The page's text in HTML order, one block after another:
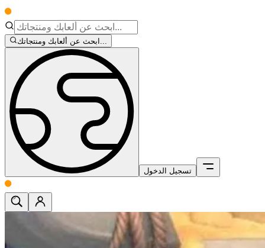
ابحث عن ألعابك ومنتجاتك...
تسجيل الدخول